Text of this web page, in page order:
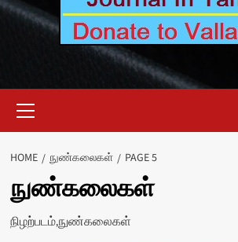
Menu
HOME நுண்கலைகள் PAGE 5
நுண்கலைகள்
நிழற்படம்,நுண்கலைகள்